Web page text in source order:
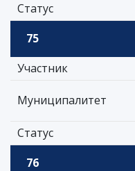
Статус
75
Участник
Муниципалитет
Статус
76